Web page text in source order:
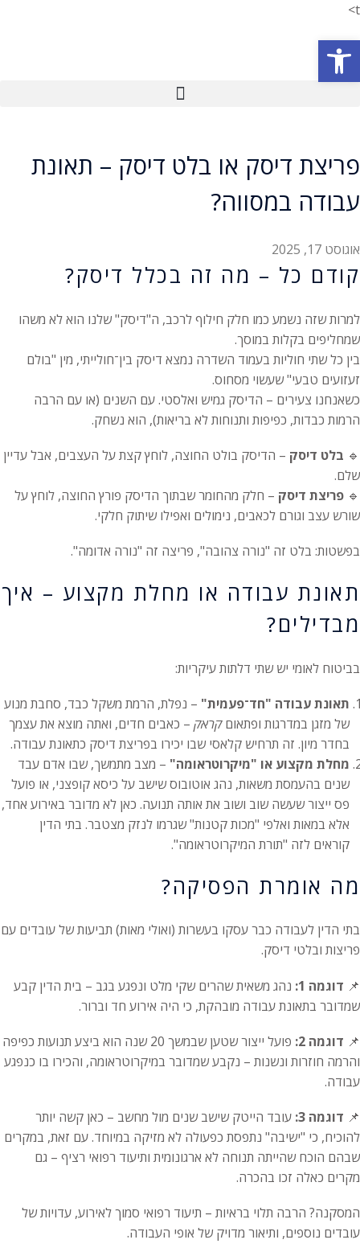
t>
פריצת דיסק או בלט דיסק – תאונת
עבודה במסווה?
אוגוסט 17, 2025
קודם כל – מה זה בכלל דיסק?
למרות שזה נשמע כמו חלק חילוף לרכב, ה"דיסק" שלנו הוא לא משהו
שמחליפים בקלות במוסך.
בין כל שתי חוליות בעמוד השדרה נמצא דיסק בין־חולייתי, מין "בולם
זעזועים טבעי" שעשוי מסחוס.
כשאנחנו צעירים – הדיסק גמיש ואלסטי. עם השנים (או עם הרבה
הרמות כבדות, כפיפות ותנוחות לא בריאות), הוא נשחק.
🔹 בלט דיסק – הדיסק בולט החוצה, לוחץ קצת על העצבים, אבל עדיין
שלם.
🔹 פריצת דיסק – חלק מהחומר שבתוך הדיסק פורץ החוצה, לוחץ על
שורש עצב וגורם לכאבים, נימולים ואפילו שיתוק חלקי.
בפשטות: בלט זה "נורה צהובה", פריצה זה "נורה אדומה".
תאונת עבודה או מחלת מקצוע – איך
מבדילים?
בביטוח לאומי יש שתי דלתות עיקריות:
תאונת עבודה "חד־פעמית" – נפלת, הרמת משקל כבד, סחבת מנוע
של מזגן במדרגות ופתאוםקראק – כאבים חדים, ואתה מוצא את עצמך
בחדר מיון. זה תרחיש קלאסי שבו יכירו בפריצת דיסק כתאונת עבודה.
מחלת מקצוע או "מיקרוטראומה" – מצב מתמשך, שבו אדם עבד
שנים בהעמסת משאות, נהג אוטובוס שישב על כיסא קופצני, או פועל
פס ייצור שעשה שוב ושוב את אותה תנועה. כאן לא מדובר באירוע אחד,
אלא במאות ואלפי "מכות קטנות" שגרמו לנזק מצטבר. בתי הדין
קוראים לזה "תורת המיקרוטראומה".
מה אומרת הפסיקה?
בתי הדין לעבודה כבר עסקו בעשרות (ואולי מאות) תביעות של עובדים עם
פריצות ובלטי דיסק.
📌 דוגמה 1:
נהג משאית שהרים שקי מלט ונפגע בגב – בית הדין קבע
שמדובר בתאונת עבודה מובהקת, כי היה אירוע חד וברור.
📌 דוגמה 2:
פועל ייצור שטען שבמשך 20 שנה הוא ביצע תנועות כפיפה
והרמה חוזרות ונשנות – נקבע שמדובר במיקרוטראומה, והכירו בו כנפגע
עבודה.
📌 דוגמה 3:
עובד הייטק שישב שנים מול מחשב – כאן קשה יותר
להוכיח, כי "ישיבה" נתפסת כפעולה לא מזיקה במיוחד. עם זאת, במקרים
שבהם הוכח שהייתה תנוחה לא ארגונומית ותיעוד רפואי רציף – גם
מקרים כאלה זכו בהכרה.
המסקנה? הרבה תלוי בראיות – תיעוד רפואי סמוך לאירוע, עדויות של
עובדים נוספים, ותיאור מדויק של אופי העבודה.
פתח סרגל נגישות